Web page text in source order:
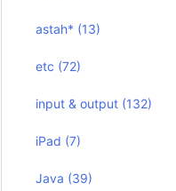
astah* (13)
etc (72)
input & output (132)
iPad (7)
Java (39)